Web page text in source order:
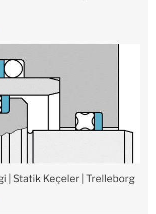
| Statik Keçeler | Trelleborg